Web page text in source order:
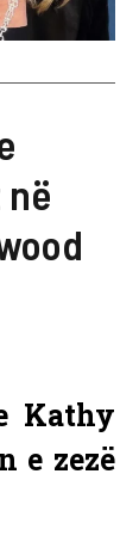
Kathy
e zezë